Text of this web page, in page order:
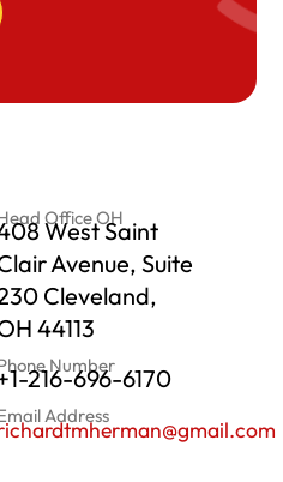
Office OH
West Saint
Avenue, Suite
Cleveland,
44113
Number
216-696-6170
Address